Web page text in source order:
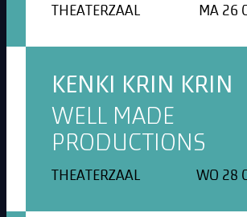
THEATERZAAL MA 26
KENKI KRIN KRIN
WELL MADE
PRODUCTIONS
THEATERZAAL WO 28